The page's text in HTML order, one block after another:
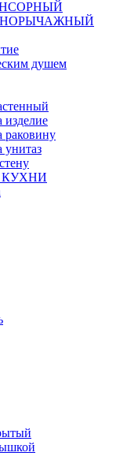
ОДНОРЫЧАЖНЫЙ
душем
КУХНИ